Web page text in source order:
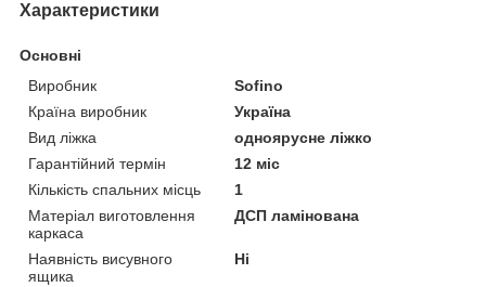
Характеристики
Основні
Виробник
Sofino
Країна виробник
Україна
Вид ліжка
одноярусне ліжко
Гарантійний термін
12 міс
Кількість спальних місць
1
Матеріал виготовлення
каркаса
ДСП ламінована
Наявність висувного
ящика
Ні